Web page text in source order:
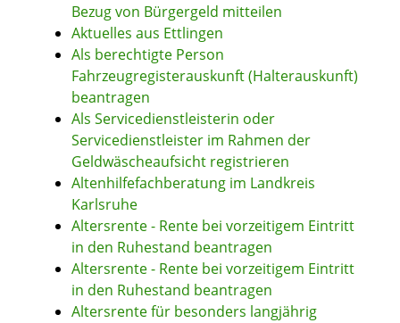
Bezug von Bürgergeld mitteilen
Aktuelles aus Ettlingen
Als berechtigte Person
Fahrzeugregisterauskunft (Halterauskunft)
beantragen
Als Servicedienstleisterin oder
Servicedienstleister im Rahmen der
Geldwäscheaufsicht registrieren
Altenhilfefachberatung im Landkreis
Karlsruhe
Altersrente - Rente bei vorzeitigem Eintritt
in den Ruhestand beantragen
Altersrente - Rente bei vorzeitigem Eintritt
in den Ruhestand beantragen
Altersrente für besonders langjährig